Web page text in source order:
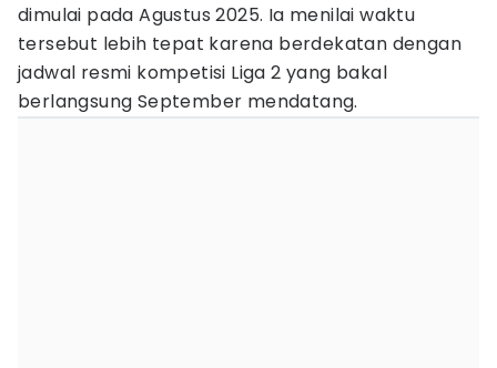
dimulai pada Agustus 2025. Ia menilai waktu
tersebut lebih tepat karena berdekatan dengan
jadwal resmi kompetisi Liga 2 yang bakal
berlangsung September mendatang.